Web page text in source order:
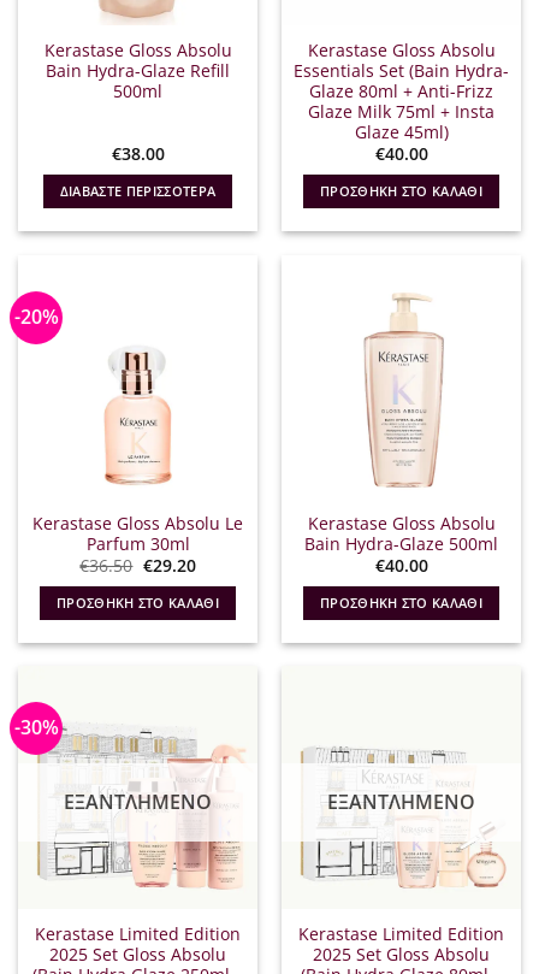
Kerastase Gloss Absolu
Bain Hydra-Glaze Refill
500ml
€38.00
ΔΙΑΒΆΣΤΕ ΠΕΡΙΣΣΌΤΕΡΑ
Kerastase Gloss Absolu
Essentials Set (Bain Hydra-
Glaze 80ml + Anti-Frizz
Glaze Milk 75ml + Insta
Glaze 45ml)
€40.00
ΠΡΟΣΘΉΚΗ ΣΤΟ ΚΑΛΆΘΙ
-20%
Kerastase Gloss Absolu Le
Parfum 30ml
€36.50 Original
price
was:
€36.50.
€29.20Η
τιμή
είναι:
€29.20.
ΠΡΟΣΘΉΚΗ ΣΤΟ ΚΑΛΆΘΙ
Kerastase Gloss Absolu
Bain Hydra-Glaze 500ml
€40.00
ΠΡΟΣΘΉΚΗ ΣΤΟ ΚΑΛΆΘΙ
-30%
ΕΞΑΝΤΛΗΜΈΝΟ
Kerastase Limited Edition
2025 Set Gloss Absolu
ΕΞΑΝΤΛΗΜΈΝΟ
Kerastase Limited Edition
2025 Set Gloss Absolu